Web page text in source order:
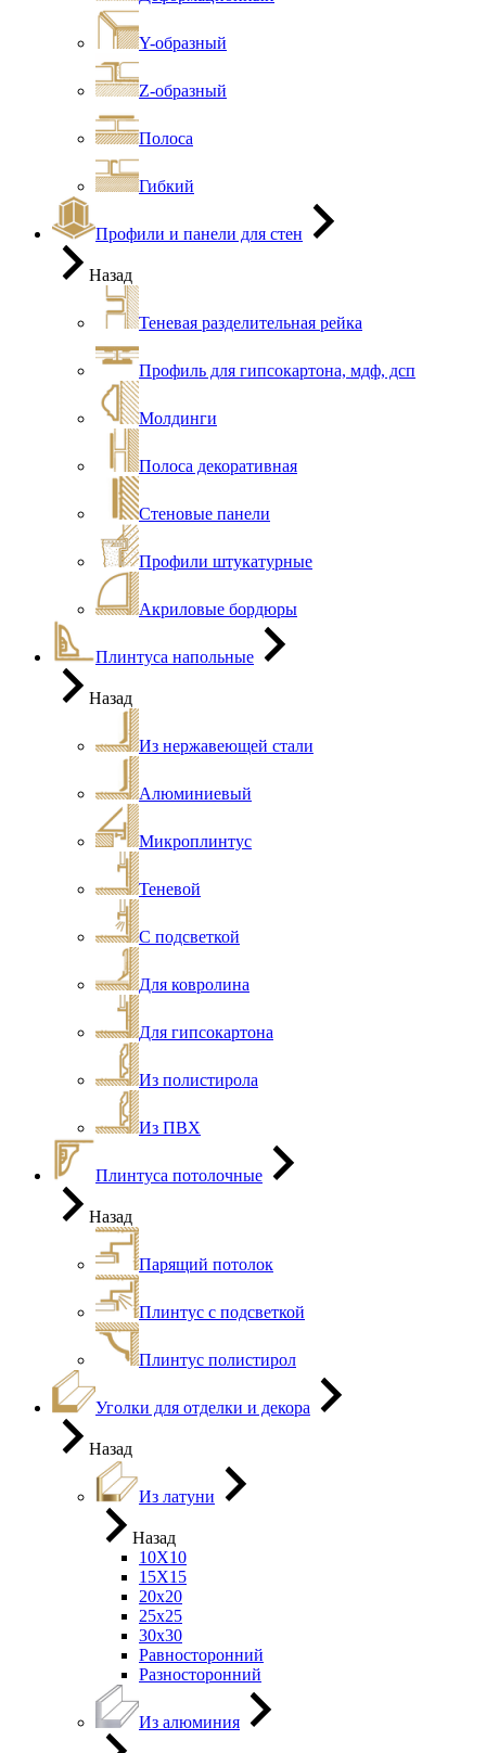
Y-образный
Z-образный
Полоса
Гибкий
Профили и панели для стен
Назад
Теневая разделительная рейка
Профиль для гипсокартона, мдф, дсп
Молдинги
Полоса декоративная
Стеновые панели
Профили штукатурные
Акриловые бордюры
Плинтуса напольные
Назад
Из нержавеющей стали
Алюминиевый
Микроплинтус
Теневой
С подсветкой
Для ковролина
Для гипсокартона
Из полистирола
Из ПВХ
Плинтуса потолочные
Назад
Парящий потолок
Плинтус с подсветкой
Плинтус полистирол
Уголки для отделки и декора
Назад
Из латуни
Назад
10Х10
15Х15
20х20
25х25
30х30
Равносторонний
Разносторонний
Из алюминия